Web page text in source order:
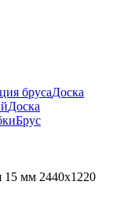
брусаДоска
Доска
Брус
15 мм 2440х1220